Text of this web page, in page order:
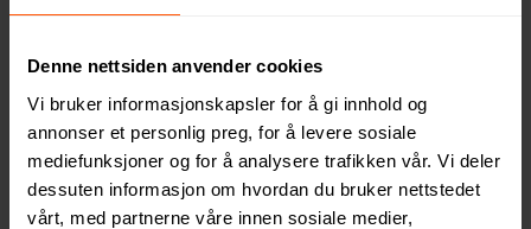
Denne nettsiden anvender cookies
Vi bruker informasjonskapsler for å gi innhold og
annonser et personlig preg, for å levere sosiale
mediefunksjoner og for å analysere trafikken vår. Vi deler
dessuten informasjon om hvordan du bruker nettstedet
vårt, med partnerne våre innen sosiale medier,
194 NOK